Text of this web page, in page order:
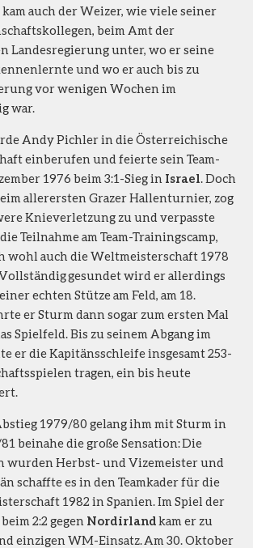
auch der Weizer, wie viele seiner
beim Amt der
Landesregierung unter, wo er seine
und wo er auch bis zu
vor wenigen Wochen im
war.
Andy Pichler in die Österreichische
einberufen und feierte sein Team-
1976 beim 3:1-Sieg in Israel. Doch
allerersten Grazer Hallenturnier, zog
Knieverletzung zu und verpasste
Teilnahme am Team-Trainingscamp,
wohl auch die Weltmeisterschaft 1978
gesundet wird er allerdings
echten Stütze am Feld, am 18.
er Sturm dann sogar zum ersten Mal
Spielfeld. Bis zu seinem Abgang im
er die Kapitänsschleife insgesamt 253-
tragen, ein bis heute
1979/80 gelang ihm mit Sturm in
beinahe die große Sensation: Die
wurden Herbst- und Vizemeister und
schaffte es in den Teamkader für die
1982 in Spanien. Im Spiel der
2:2 gegen Nordirlandkam er zu
einzigen WM-Einsatz. Am 30. Oktober